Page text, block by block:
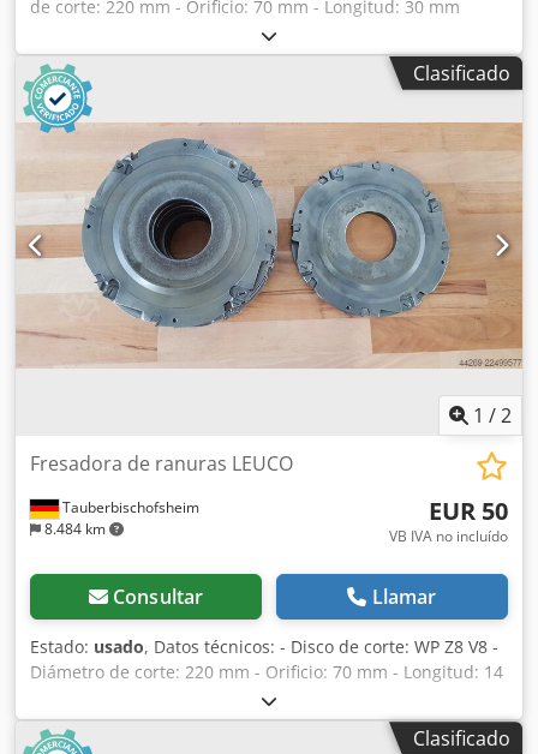
de corte: 220 mm - Orificio: 70 mm - Longitud: 30 mm
Chsdpezrykdsfx Alasa - Material: Acero - Disponibilidad: 5
Clasificado
1 /2
Tauberbischofsheim
8.484 km
Fresadora de ranuras LEUCO
EUR 50
VB IVA no incluído
Consultar Llamar
Estado: usado, Datos técnicos: - Disco de corte: WP Z8 V8 -
Diámetro de corte: 220 mm - Orificio: 70 mm - Longitud: 14
mm Csdpfezryi Hjx Alaoha - Material: Acero -
Disponibilidad: 8
Clasificado